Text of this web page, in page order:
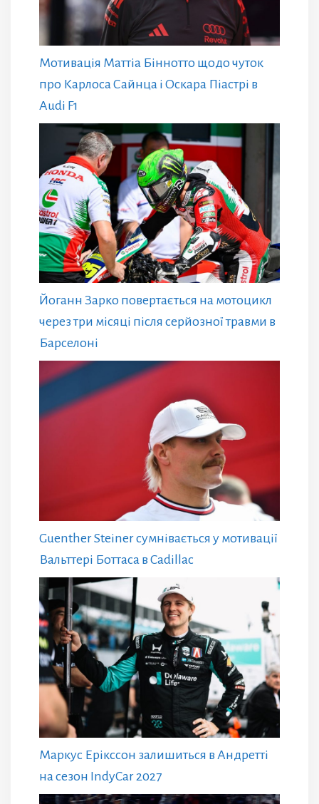
Мотивація Маттіа Біннотто щодо чуток
про Карлоса Сайнца і Оскара Піастрі в
Audi F1
Йоганн Зарко повертається на мотоцикл
через три місяці після серйозної травми в
Барселоні
Guenther Steiner сумнівається у мотивації
Вальттері Боттаса в Cadillac
Маркус Ерікссон залишиться в Андретті
на сезон IndyCar 2027